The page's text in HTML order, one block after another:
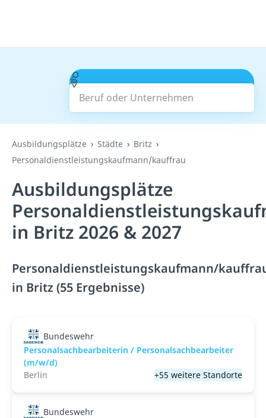
Beruf oder Unternehmen
Suchen
Ausbildungsplätze Städte
Britz
Personaldienstleistungskaufmann/kauffrau
Ausbildungsplätze
in Britz 2026 & 2027
Personaldienstleistungskaufmann/
in Britz (55 Ergebnisse)
Bundeswehr
Personalsachbearbeiterin / Personalsachbearbeiter
(m/w/d)
Berlin
+55 weitere Standorte
Bundeswehr